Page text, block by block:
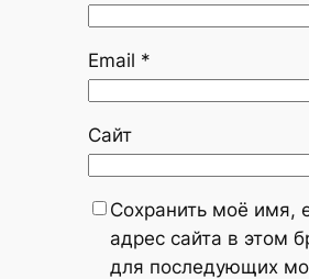
Email *
Сайт
Сохранить моё имя,
адрес сайта в этом
для последующих